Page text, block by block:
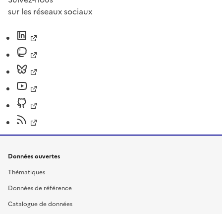
sur les réseaux sociaux
Données ouvertes
Thématiques
Données de référence
Catalogue de données